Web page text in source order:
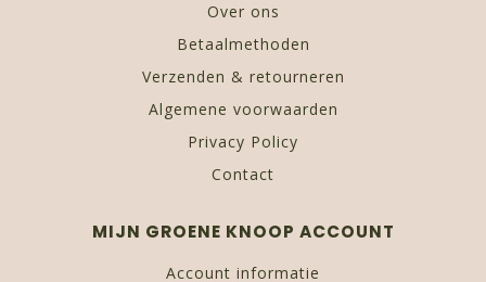
Over ons
Betaalmethoden
Verzenden & retourneren
Algemene voorwaarden
Privacy Policy
Contact
MIJN GROENE KNOOP ACCOUNT
Account informatie